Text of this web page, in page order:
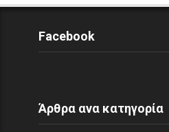
Facebook
Άρθρα ανα κατηγορία